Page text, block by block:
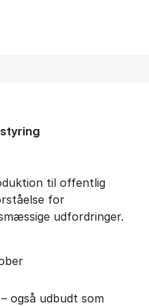
til offentlig
for
udfordringer.
også udbudt som